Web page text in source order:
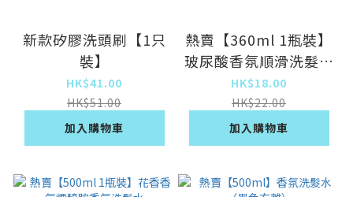
新款矽膠洗頭刷【1只
裝】
HK$41.00
HK$51.00
加入購物車
熱賣【360ml 1瓶裝】
玻尿酸香氛順滑洗髮水
（新老包裝隨機發）
HK$18.00
HK$22.00
加入購物車